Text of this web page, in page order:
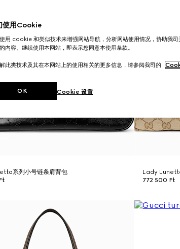
系列小号链条肩背包
Lady
772 500 Ft
使用Cookie
用 cookie 和类似技术来增强网站导航，分析网站使用情况，协助我
内容。继续使用本网站，即表示您同意本使用条款。
此类技术及其在本网站上的使用相关的更多信息，请参阅我司的
Cookie 设置
OK